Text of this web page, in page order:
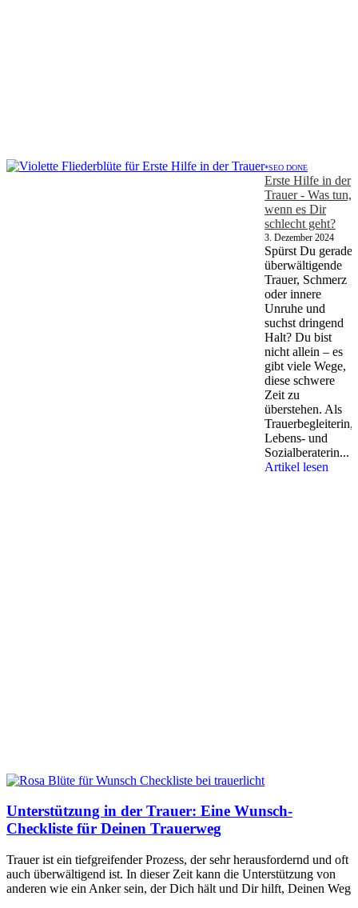
*SEO DONE
Erste Hilfe in der
Trauer - Was tun,
wenn es Dir
schlecht geht?
3. Dezember 2024
Spürst Du gerade
überwältigende
Trauer, Schmerz
oder innere
Unruhe und
suchst dringend
Halt? Du bist
nicht allein – es
gibt viele Wege,
diese schwere
Zeit zu
überstehen. Als
Trauerbegleiterin,
Lebens- und
Sozialberaterin...
Artikel lesen
Unterstützung in der Trauer: Eine Wunsch-
Checkliste für Deinen Trauerweg
Trauer ist ein tiefgreifender Prozess, der sehr herausfordernd und oft
auch überwältigend ist. In dieser Zeit kann die Unterstützung von
anderen wie ein Anker sein, der Dich hält und Dir hilft, Deinen Weg